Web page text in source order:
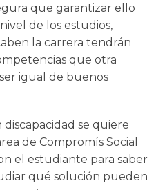
que garantizar ello
de los estudios,
la carrera tendrán
que otra
igual de buenos
se quiere
de Compromís Social
el estudiante para saber
qué solución pueden